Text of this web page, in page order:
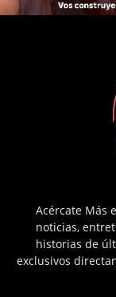
Acércate Más
noticias,
historias de
exclusivos